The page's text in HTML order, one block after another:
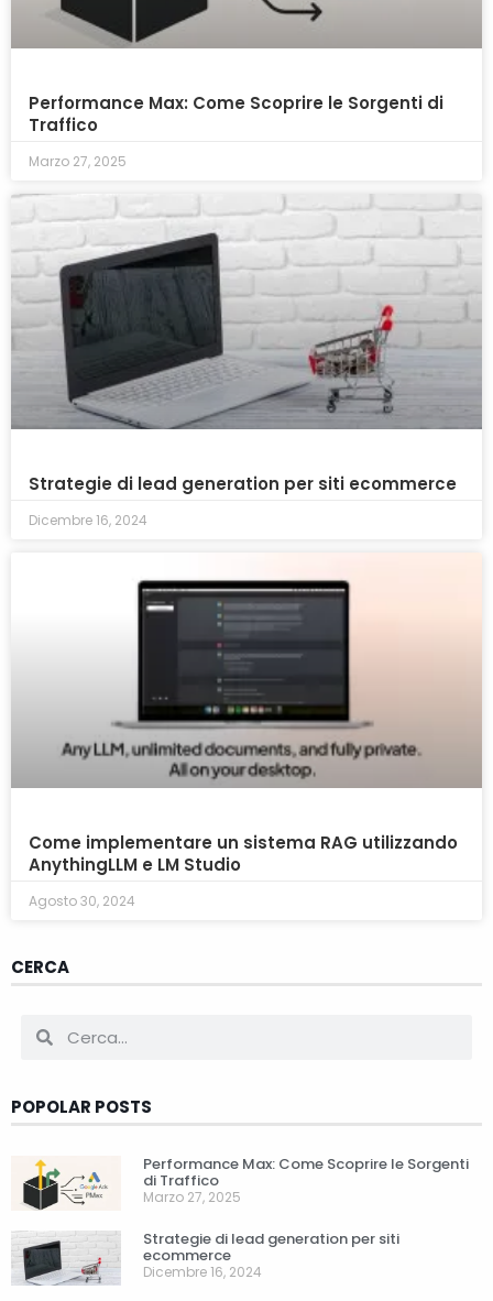
Performance Max: Come Scoprire le Sorgenti di
Traffico
Marzo 27, 2025
Strategie di lead generation per siti ecommerce
Dicembre 16, 2024
Come implementare un sistema RAG utilizzando
AnythingLLM e LM Studio
Agosto 30, 2024
CERCA
POPOLAR POSTS
Performance Max: Come Scoprire le Sorgenti
di Traffico
Marzo 27, 2025
Strategie di lead generation per siti
ecommerce
Dicembre 16, 2024